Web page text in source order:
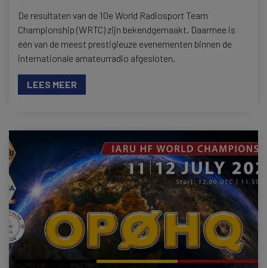
De resultaten van de 10e World Radiosport Team
Championship (WRTC) zijn bekendgemaakt. Daarmee is
één van de meest prestigieuze evenementen binnen de
internationale amateurradio afgesloten.
LEES MEER